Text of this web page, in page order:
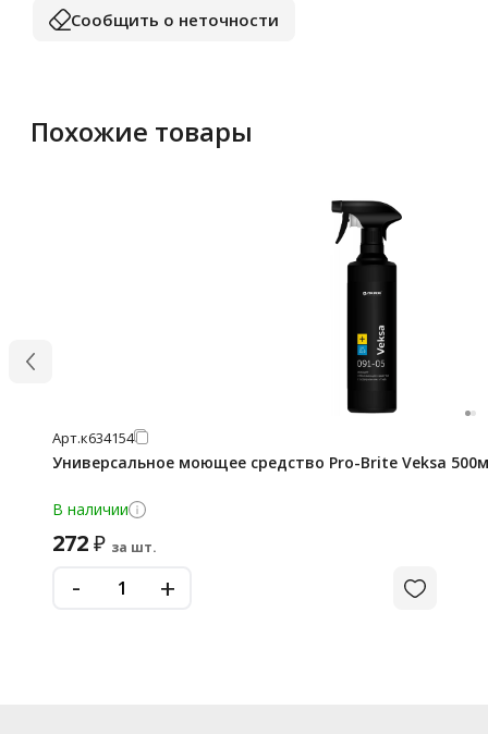
Сообщить о неточности
Похожие товары
Арт.к634154
Универсальное моющее средство Pro-Brite Veksa
В наличии
272₽ за шт.
- +